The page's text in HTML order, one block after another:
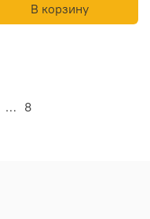
В корзину
… 8